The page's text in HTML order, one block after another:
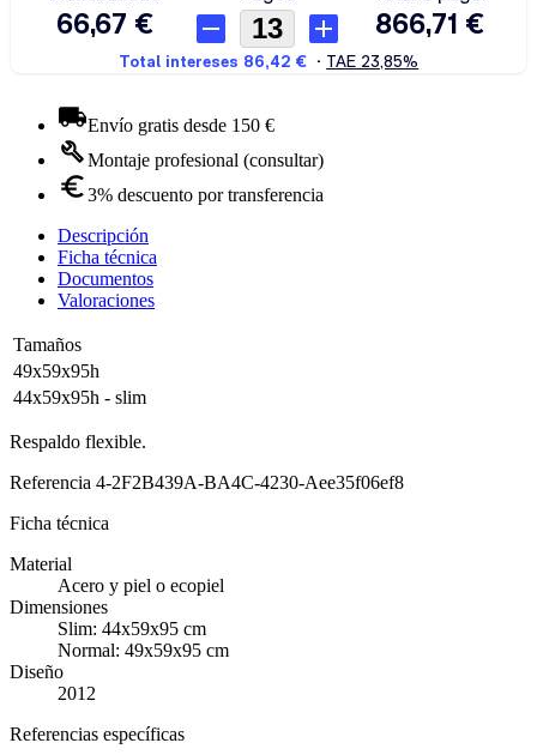
Envío gratis desde 150 €
Montaje profesional (consultar)
3% descuento por transferencia
Descripción
Ficha técnica
Documentos
Valoraciones
Tamaños
49x59x95h
44x59x95h - slim
Respaldo flexible.
Referencia 4-2F2B439A-BA4C-4230-Aee35f06ef8
Ficha técnica
Material
Acero y piel o ecopiel
Dimensiones
Slim: 44x59x95 cm
Normal: 49x59x95 cm
Diseño
2012
Referencias específicas